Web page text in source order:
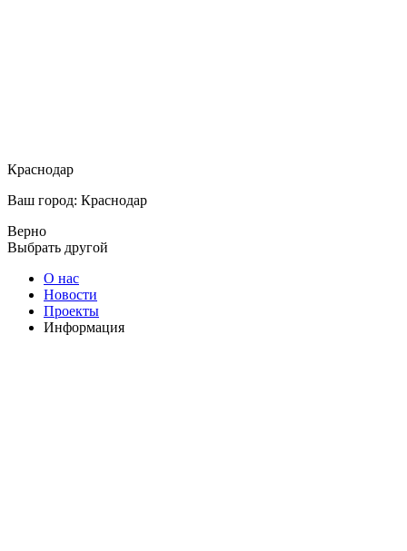
Краснодар
Ваш город: Краснодар
Верно
Выбрать другой
О нас
Новости
Проекты
Информация